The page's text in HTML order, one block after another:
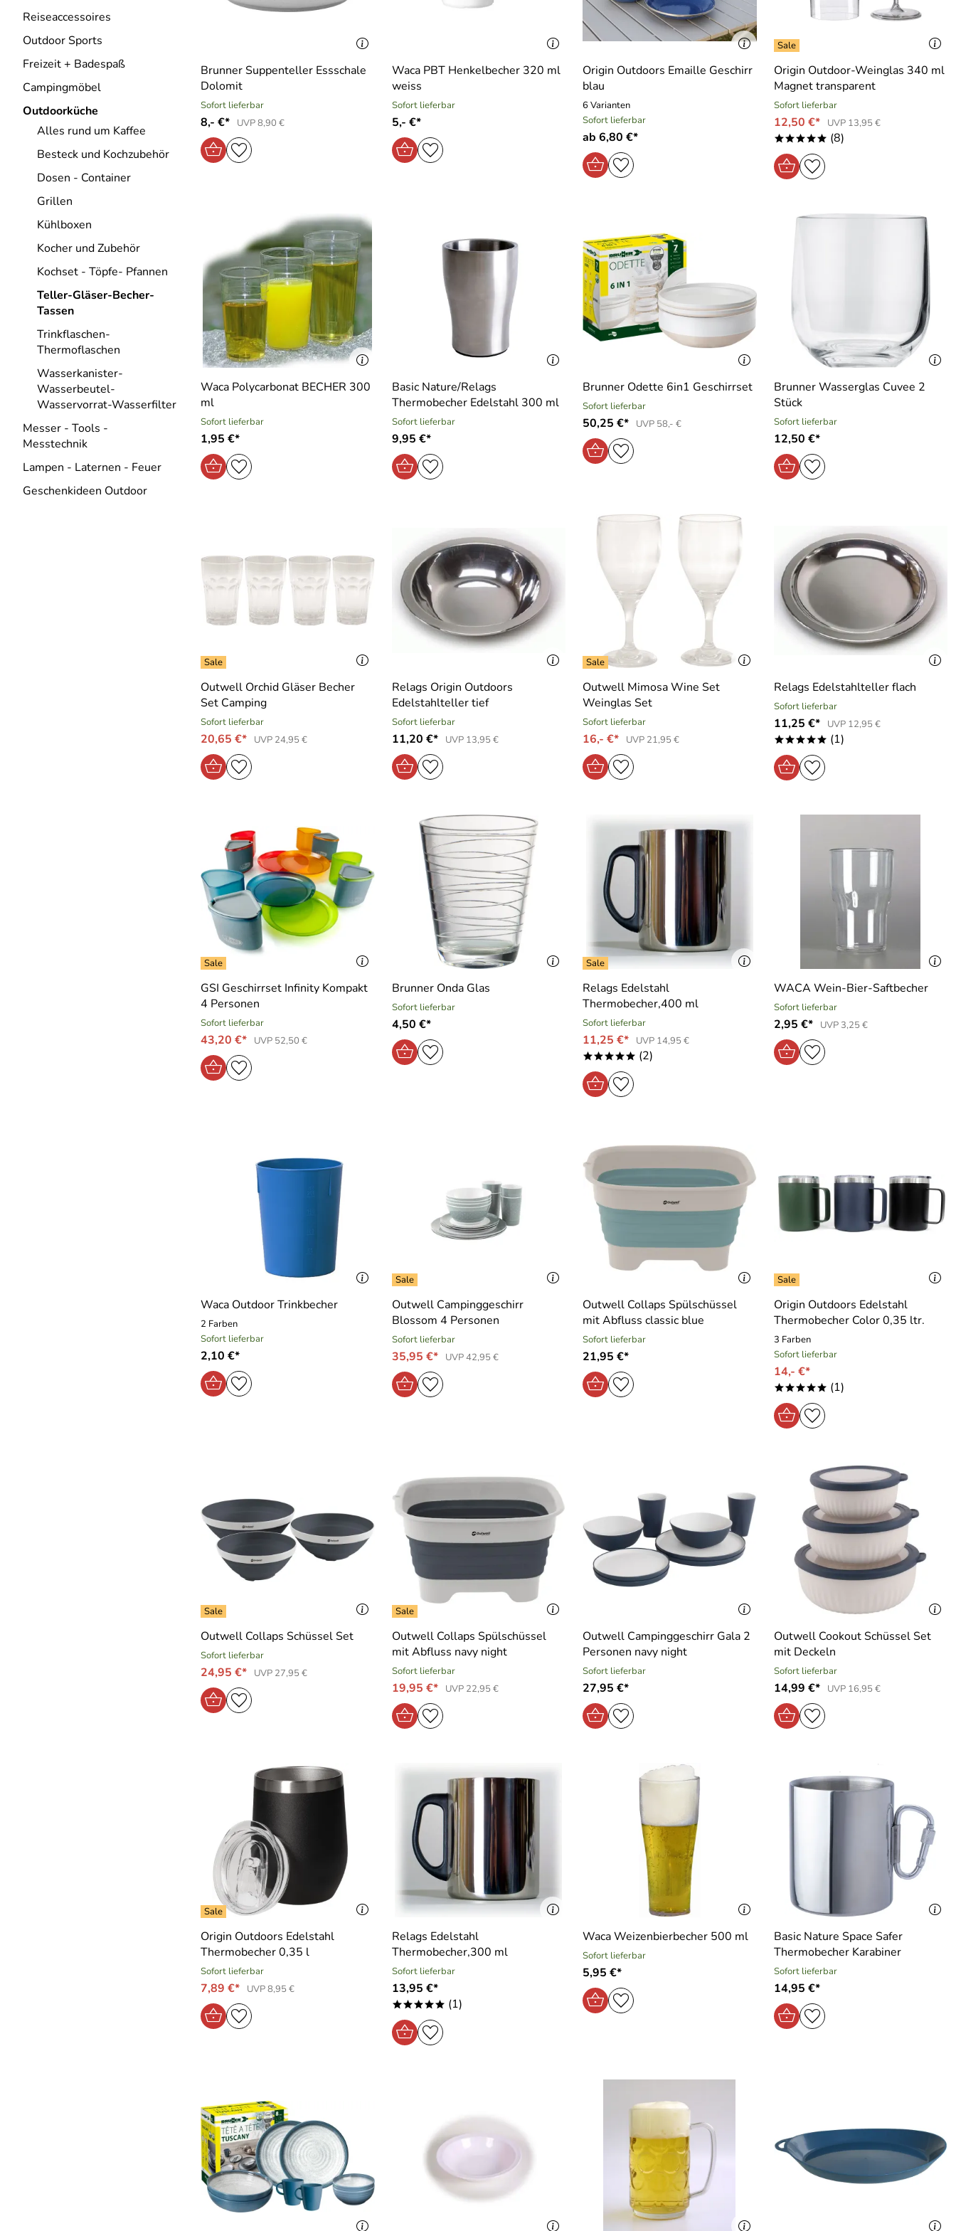
Reiseaccessoires
Outdoor Sports
Freizeit + Badespaß
Campingmöbel
Outdoorküche
Alles rund um Kaffee
Besteck und Kochzubehör
Dosen - Container
Grillen
Kühlboxen
Kocher und Zubehör
Kochset - Töpfe- Pfannen
Teller-Gläser-Becher-
Tassen
Trinkflaschen-
Thermoflaschen
Wasserkanister-
Wasserbeutel-
Wasservorrat-Wasserfilter
Messer - Tools -
Messtechnik
Lampen - Laternen - Feuer
Geschenkideen Outdoor
Brunner Suppenteller Essschale
Dolomit
Sofort lieferbar
8,- €* UVP 8,90 €
Waca PBT Henkelbecher 320 ml
weiss
Sofort lieferbar
5,- €*
Origin Outdoors Emaille Geschirr
blau
6 Varianten
Sofort lieferbar
ab 6,80 €*
Origin Outdoor-Weinglas 340 ml
Magnet transparent
Sofort lieferbar
12,50 €* UVP 13,95 €
***** (8)
Waca Polycarbonat BECHER 300
ml
Sofort lieferbar
1,95 €*
Basic Nature/Relags
Thermobecher Edelstahl 300 ml
Sofort lieferbar
9,95 €*
Brunner Odette 6in1 Geschirrset
Sofort lieferbar
50,25 €* UVP 58,- €
Brunner Wasserglas Cuvee 2
Stück
Sofort lieferbar
12,50 €*
Outwell Orchid Gläser Becher
Set Camping
Sofort lieferbar
20,65 €* UVP 24,95 €
Relags Origin Outdoors
Edelstahlteller tief
Sofort lieferbar
11,20 €* UVP 13,95 €
Outwell Mimosa Wine Set
Weinglas Set
Sofort lieferbar
16,- €* UVP 21,95 €
Relags Edelstahlteller flach
Sofort lieferbar
11,25 €* UVP 12,95 €
***** (1)
GSI Geschirrset Infinity Kompakt
4 Personen
Sofort lieferbar
43,20 €* UVP 52,50 €
Brunner Onda Glas
Sofort lieferbar
4,50 €*
Relags Edelstahl
Thermobecher,400 ml
Sofort lieferbar
11,25 €* UVP 14,95 €
***** (2)
WACA Wein-Bier-Saftbecher
Sofort lieferbar
2,95 €* UVP 3,25 €
Waca Outdoor Trinkbecher
2 Farben
Sofort lieferbar
2,10 €*
Outwell Campinggeschirr
Blossom 4 Personen
Sofort lieferbar
35,95 €* UVP 42,95 €
Outwell Collaps Spülschüssel
mit Abfluss classic blue
Sofort lieferbar
21,95 €*
Origin Outdoors Edelstahl
Thermobecher Color 0,35 ltr.
3 Farben
Sofort lieferbar
14,- €*
***** (1)
Outwell Collaps Schüssel Set
Sofort lieferbar
24,95 €* UVP 27,95 €
Outwell Collaps Spülschüssel
mit Abfluss navy night
Sofort lieferbar
19,95 €* UVP 22,95 €
Outwell Campinggeschirr Gala 2
Personen navy night
Sofort lieferbar
27,95 €*
Outwell Cookout Schüssel Set
mit Deckeln
Sofort lieferbar
14,99 €* UVP 16,95 €
Origin Outdoors Edelstahl
Thermobecher 0,35 l
Sofort lieferbar
7,89 €* UVP 8,95 €
Relags Edelstahl
Thermobecher,300 ml
Sofort lieferbar
13,95 €*
***** (1)
Waca Weizenbierbecher 500 ml
Sofort lieferbar
5,95 €*
Basic Nature Space Safer
Thermobecher Karabiner
Sofort lieferbar
14,95 €*